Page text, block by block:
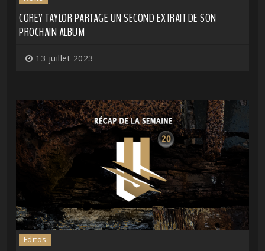
COREY TAYLOR PARTAGE UN SECOND EXTRAIT DE SON
PROCHAIN ALBUM
13 juillet 2023
Editos